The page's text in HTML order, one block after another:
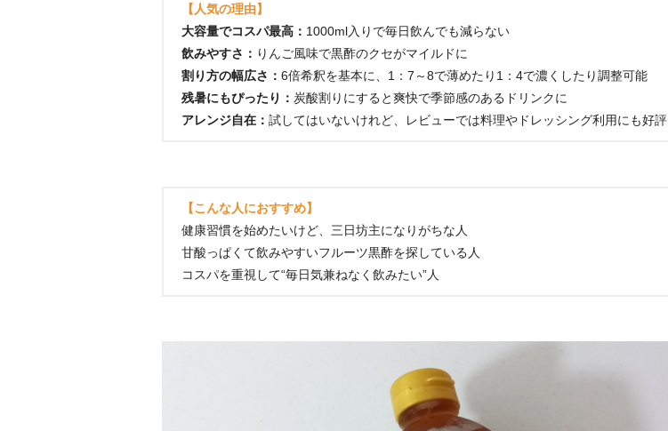
【人気の理由】
大容量でコスパ最高： 1000ml入りで毎日飲んでも減らない
飲みやすさ： りんご風味で黒酢のクセがマイルドに
割り方の幅広さ： 6倍希釈を基本に、1：7～8で薄めたり1：4で濃くしたり調整可能
残暑にもぴったり： 炭酸割りにすると爽快で季節感のあるドリンクに
アレンジ自在： 試してはいないけれど、レビューでは料理やドレッシング利用にも好評
【こんな人におすすめ】
健康習慣を始めたいけど、三日坊主になりがちな人
甘酸っぱくて飲みやすいフルーツ黒酢を探している人
コスパを重視して“毎日気兼ねなく飲みたい”人